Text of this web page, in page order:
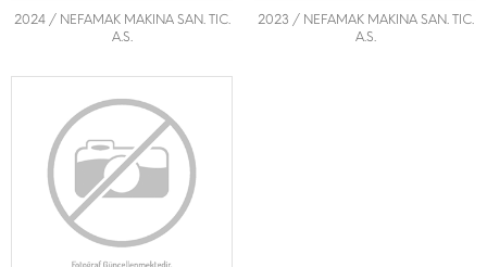
2024 / NEFAMAK MAKINA SAN. TIC.
A.S.
2023 / NEFAMAK MAKINA SAN. TIC.
A.S.